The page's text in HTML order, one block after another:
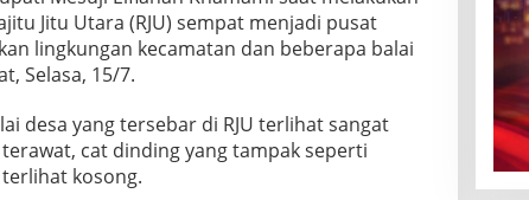
Jitu Utara (RJU) sempat menjadi pusat
lingkungan kecamatan dan beberapa balai
Selasa, 15/7.
desa yang tersebar di RJU terlihat sangat
cat dinding yang tampak seperti
kosong.